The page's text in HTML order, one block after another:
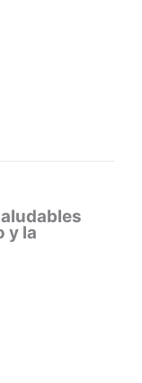
y la